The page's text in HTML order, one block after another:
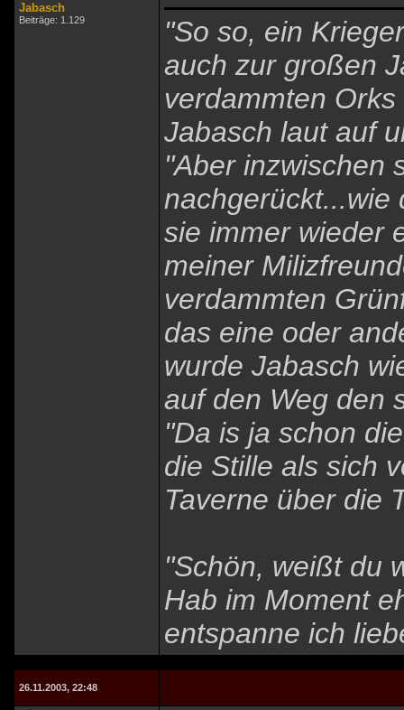
Jabasch
Beiträge: 1.129
"So so, ein
auch zur großen
verdammten
Jabasch laut auf
"Aber inzwischen
nachgerückt...wie
sie immer wieder
meiner
verdammten
das eine oder
wurde Jabasch
auf den Weg den
"Da is ja schon
die Stille als sich
Taverne über die
"Schön, weißt du
Hab im Moment
entspanne ich
26.11.2003, 22:48